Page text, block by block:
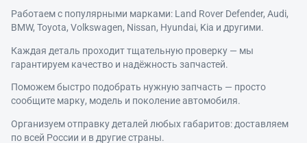
Работаем с популярными марками: Land Rover Defender, Audi,
BMW, Toyota, Volkswagen, Nissan, Hyundai, Kia и другими.
Каждая деталь проходит тщательную проверку — мы
гарантируем качество и надёжность запчастей.
Поможем быстро подобрать нужную запчасть — просто
сообщите марку, модель и поколение автомобиля.
Организуем отправку деталей любых габаритов: доставляем
по всей России и в другие страны.